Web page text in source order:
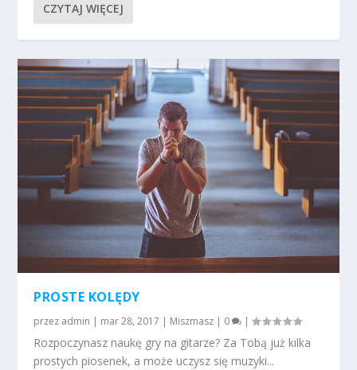
CZYTAJ WIĘCEJ
PROSTE KOLĘDY
przez admin | mar 28, 2017 | Miszmasz | 0 |
Rozpoczynasz naukę gry na gitarze? Za Tobą już kilka
prostych piosenek, a może uczysz się muzyki...